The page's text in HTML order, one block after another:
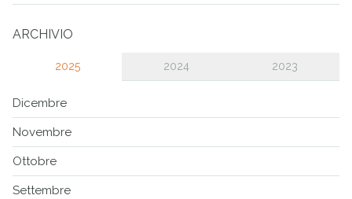
ARCHIVIO
2025 2024 2023
Dicembre
Novembre
Ottobre
Settembre